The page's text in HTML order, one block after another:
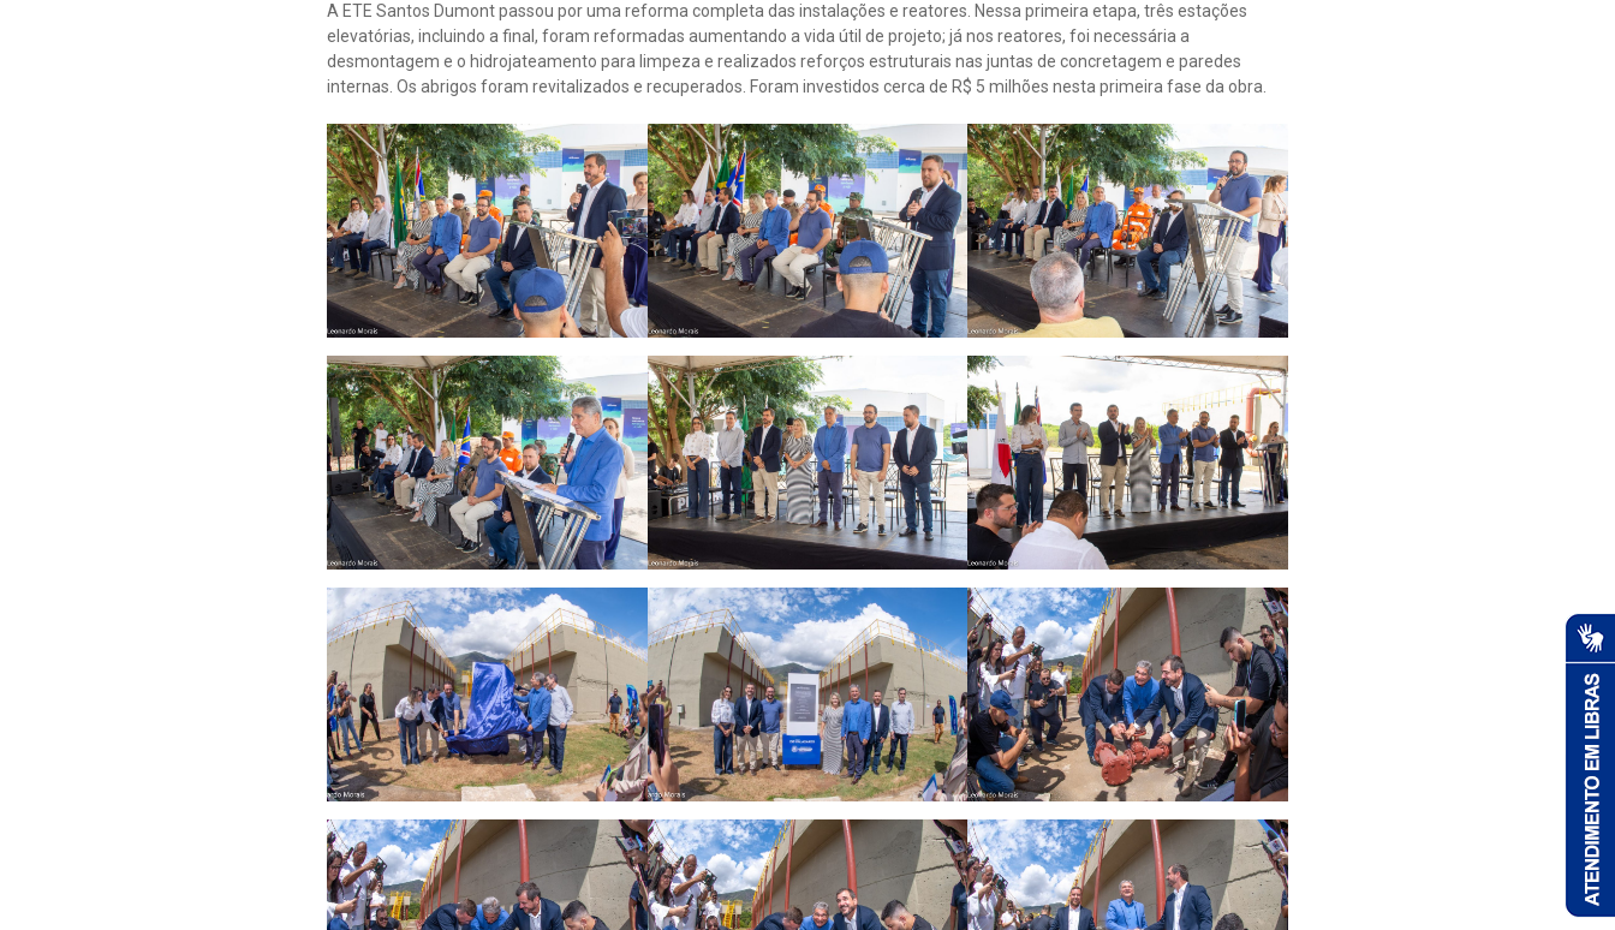
A ETE Santos Dumont passou por uma reforma completa das instalações e reatores. Nessa primeira etapa, três estações
elevatórias, incluindo a final, foram reformadas aumentando a vida útil de projeto; já nos reatores, foi necessária a
desmontagem e o hidrojateamento para limpeza e realizados reforços estruturais nas juntas de concretagem e paredes
internas. Os abrigos foram revitalizados e recuperados. Foram investidos cerca de R$ 5 milhões nesta primeira fase da obra.